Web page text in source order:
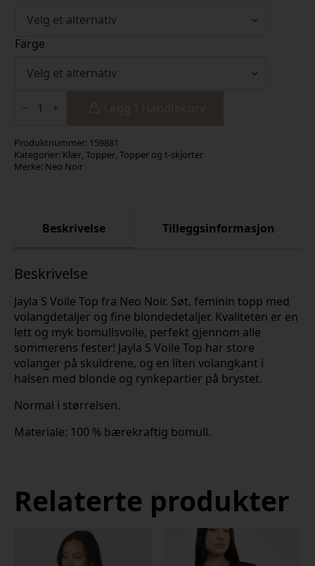
Farge
antall
Produktnummer: 159881
Kategorier: Klær, Topper, Topper og t-skjorter
Merke: Neo Noir
Beskrivelse Tilleggsinformasjon
Beskrivelse
Jayla S Voile Top fra Neo Noir. Søt, feminin topp med
volangdetaljer og fine blondedetaljer. Kvaliteten er en
lett og myk bomullsvoile, perfekt gjennom alle
sommerens fester! Jayla S Voile Top har store
volanger på skuldrene, og en liten volangkant i
halsen med blonde og rynkepartier på brystet.
Normal i størrelsen.
Materiale: 100 % bærekraftig bomull.
Relaterte produkter